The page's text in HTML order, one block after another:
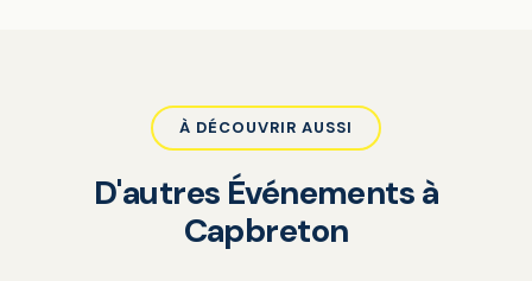
À DÉCOUVRIR AUSSI
D'autres Événements à
Capbreton